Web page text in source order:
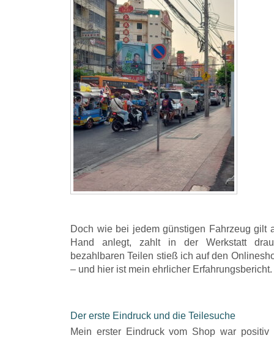
​Doch wie bei jedem günstigen Fahrzeug gilt
Hand anlegt, zahlt in der Werkstatt
bezahlbaren Teilen stieß ich auf den
– und hier ist mein ehrlicher Erfahrungsbericht.
Der erste Eindruck und die Teilesuche
​Mein erster Eindruck vom Shop war positiv